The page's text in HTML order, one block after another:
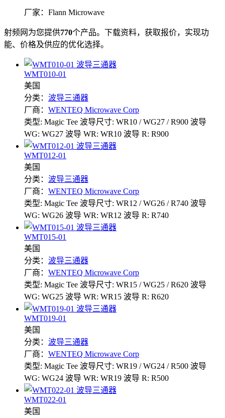
厂家：Flann Microwave
射频网为您提供770个产品。下载资料，获取报价，实现功
能、价格及供应的优化选择。
WMT010-01
美国
分类： 波导三通器
厂商： WENTEQ Microwave Corp
类型: Magic Tee 波导尺寸: WR10 / WG27 / R900 波导
WG: WG27 波导 WR: WR10 波导 R: R900
WMT012-01
美国
分类： 波导三通器
厂商： WENTEQ Microwave Corp
类型: Magic Tee 波导尺寸: WR12 / WG26 / R740 波导
WG: WG26 波导 WR: WR12 波导 R: R740
WMT015-01
美国
分类： 波导三通器
厂商： WENTEQ Microwave Corp
类型: Magic Tee 波导尺寸: WR15 / WG25 / R620 波导
WG: WG25 波导 WR: WR15 波导 R: R620
WMT019-01
美国
分类： 波导三通器
厂商： WENTEQ Microwave Corp
类型: Magic Tee 波导尺寸: WR19 / WG24 / R500 波导
WG: WG24 波导 WR: WR19 波导 R: R500
WMT022-01
美国